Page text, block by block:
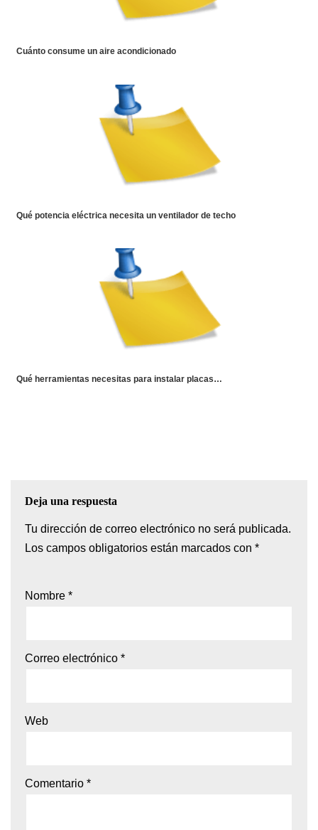
Cuánto consume un aire acondicionado
Qué potencia eléctrica necesita un ventilador de techo
Qué herramientas necesitas para instalar placas…
Deja una respuesta
Tu dirección de correo electrónico no será publicada.
Los campos obligatorios están marcados con *
Nombre *
Correo electrónico *
Web
Comentario *